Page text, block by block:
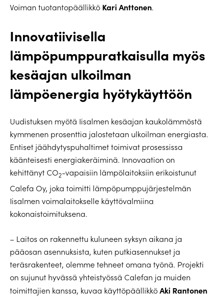
Voiman tuotantopäällikkö Kari Anttonen.
Innovatiivisella
lämpöpumppuratkaisulla myös
kesäajan ulkoilman
lämpöenergia hyötykäyttöön
Uudistuksen myötä Iisalmen kesäajan kaukolämmöstä
kymmenen prosenttia jalostetaan ulkoilman energiasta.
Entiset jäähdytyspuhaltimet toimivat prosessissa
käänteisesti energiakeräiminä. Innovaation on
kehittänyt CO2-vapaisiin lämpölaitoksiin erikoistunut
Calefa Oy, joka toimitti lämpöpumppujärjestelmän
Iisalmen voimalaitokselle käyttövalmiina
kokonaistoimituksena.
– Laitos on rakennettu kuluneen syksyn aikana ja
pääosan asennuksista, kuten putkiasennukset ja
teräsrakenteet, olemme tehneet omana työnä. Projekti
on sujunut hyvässä yhteistyössä Calefan ja muiden
toimittajien kanssa, kuvaa käyttöpäällikköAki Rantonen